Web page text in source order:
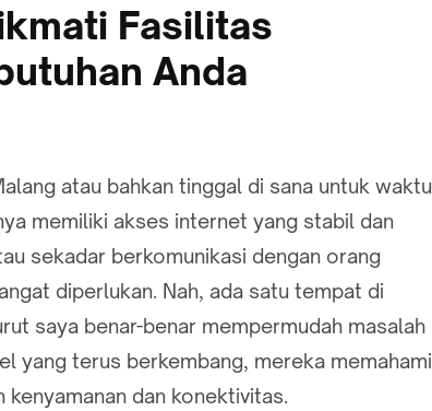
Fasilitas
Anda
atau bahkan tinggal di sana untuk waktu
memiliki akses internet yang stabil dan
sekadar berkomunikasi dengan orang
diperlukan. Nah, ada satu tempat di
saya benar-benar mempermudah masalah
yang terus berkembang, mereka memahami
dan konektivitas.